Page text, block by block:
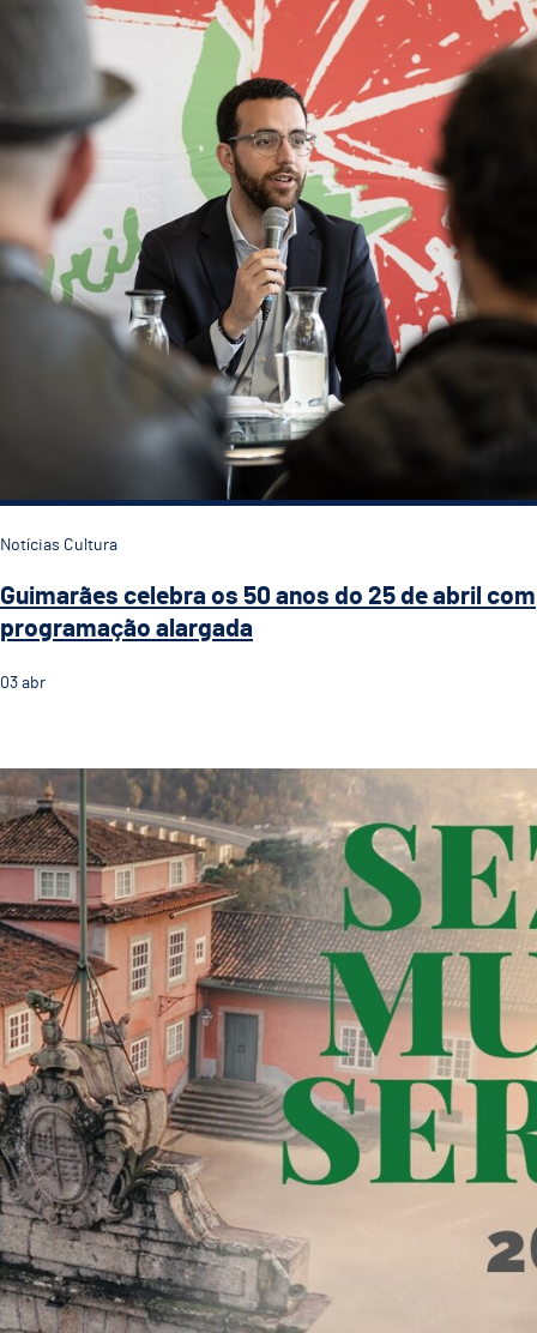
Notícias Cultura
Guimarães celebra os 50 anos do 25 de abril com
programação alargada
03 abr
Sezim Music Series celebra a liberdade em